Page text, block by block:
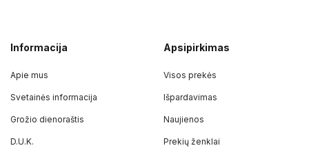
Informacija
Apie mus
Svetainės informacija
Grožio dienoraštis
D.U.K.
Apsipirkimas
Visos prekės
Išpardavimas
Naujienos
Prekių ženklai